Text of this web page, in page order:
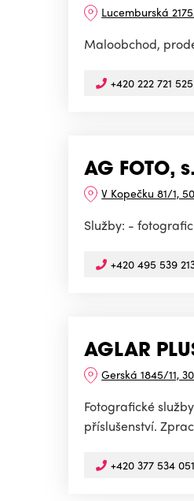
Lucemburská
Maloobchod,
+420 222 721 525
AG FOTO,
V Kopečku 81/1,
Služby: -
+420 495 539
AGLAR
Gerská 1845/11,
Fotografické
příslušenství.
+420 377 534 051